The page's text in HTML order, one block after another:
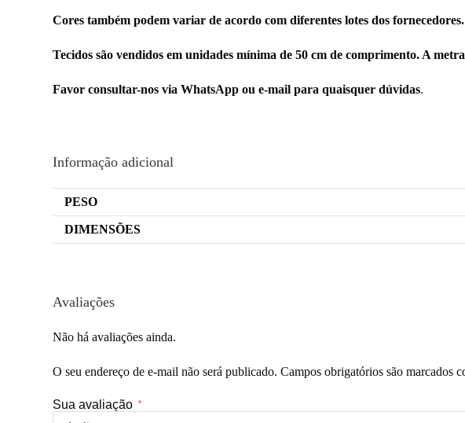
Cores também podem variar de acordo com diferentes lotes dos fornecedores.
Tecidos são vendidos em unidades mínima de 50 cm de comprimento. A
Favor consultar-nos via WhatsApp ou e-mail para quaisquer dúvidas.
Informação adicional
PESO
DIMENSÕES
Avaliações
Não há avaliações ainda.
O seu endereço de e-mail não será publicado. Campos obrigatórios são marcados
Sua avaliação *